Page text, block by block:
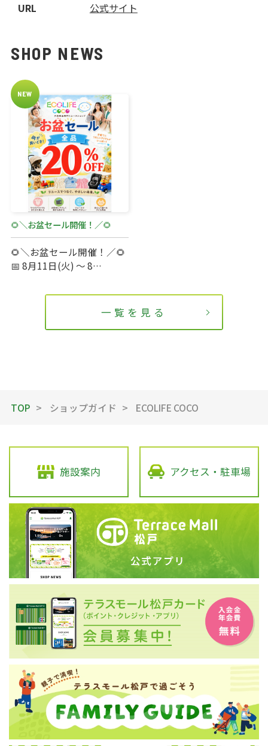
閉じる
URL 公式サイト
SHOP NEWS
🌻＼お盆セール開催！／🌻
🌻＼お盆セール開催！／🌻
📅 8月11日(火) ～ 8…
一覧を見る
TOP ショップガイド ECOLIFE COCO
施設案内 アクセス・駐車場